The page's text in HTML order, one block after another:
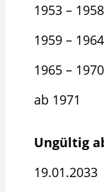
1953 – 1958
1959 – 1964
1965 – 1970
ab 1971
Ungültig
19.01.2033